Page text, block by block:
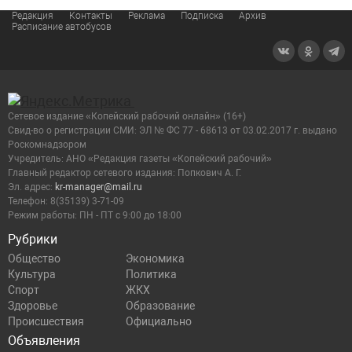
Редакция Контакты Реклама Подписка
Архив
Расписание автобусов
Рубрики
Общество
Экономика
Культура
Политика
Спорт
ЖКХ
Здоровье
Образование
Происшествия
Официально
Объявления
Сетевое издание «Копейский рабочий онлайн» (16+)
Cвид-во о регистрации СМИ: ЭЛ № ФС 77 - 68613 от 03.02.2017 г. выдано
Роскомнадзором
Учредитель: АНО «Редакция газеты «Копейский рабочий»
Главный редактор сетевого издания: Попкович А. Г.
Эл. адрес: kr-manager@mail.ru
Телефон: 8(35139) 3-71-09
Режим работы: ПН - ПТ с 9:00 до 18:00